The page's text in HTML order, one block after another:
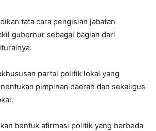
tata cara pengisian jabatan
gubernur sebagai bagian dari
partai politik lokal yang
pimpinan daerah dan sekaligus
bentuk afirmasi politik yang berbeda